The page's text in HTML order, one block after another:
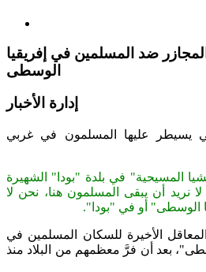
ضد المسلمين في إفريقيا
الوسطى
إدارة الأخبار
يسيطر عليها المسلمون في غربي
المسيحية" في بلدة "بودا" الشهيرة
لا نريد أن يبقى المسلمون هنا، نحن لا
الوسطى" أو في "بودا".
الأخيرة للسكان المسلمين في
بعد أن فرَّ معظمهم من البلاد منذ